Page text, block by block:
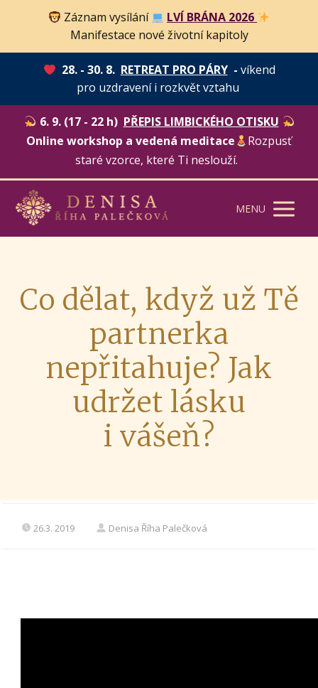
Záznam vysílání
LVÍ BRÁNA 2026
Manifestace nové životní kapitoly
28. - 30. 8. RETREAT PRO PÁRY- víkend
pro uzdravení i rozkvět vztahu
6. 9. (17 - 22 h) PŘEPIS LIMBICKÉHO OTISKU
Online workshop a vedená meditace
Rozpusť
staré vzorce, které Ti neslouží.
MENU
Co dělat, když už Tě
partnerka
nepřitahuje? Jak
udržet lásku
i vášeň?
26.3. 2019 Denisa Říha Palečková